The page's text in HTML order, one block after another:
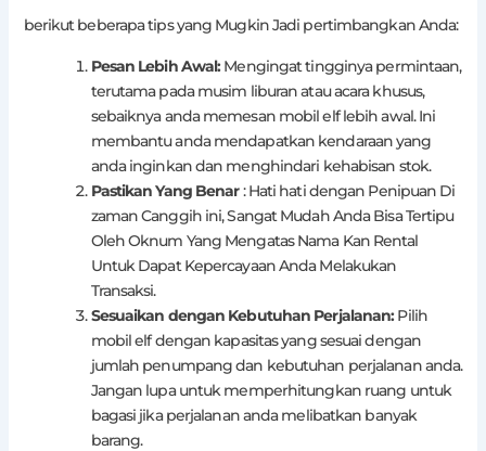
berikut beberapa tips yang Mugkin Jadi pertimbangkan Anda:
Pesan Lebih Awal:Mengingat tingginya permintaan,
terutama pada musim liburan atau acara khusus,
sebaiknya anda memesan mobil elf lebih awal. Ini
membantu anda mendapatkan kendaraan yang
anda inginkan dan menghindari kehabisan stok.
Pastikan Yang Benar: Hati hati dengan Penipuan Di
zaman Canggih ini, Sangat Mudah Anda Bisa Tertipu
Oleh Oknum Yang Mengatas Nama Kan Rental
Untuk Dapat Kepercayaan Anda Melakukan
Transaksi.
Sesuaikan dengan Kebutuhan Perjalanan:Pilih
mobil elf dengan kapasitas yang sesuai dengan
jumlah penumpang dan kebutuhan perjalanan anda.
Jangan lupa untuk memperhitungkan ruang untuk
bagasi jika perjalanan anda melibatkan banyak
barang.